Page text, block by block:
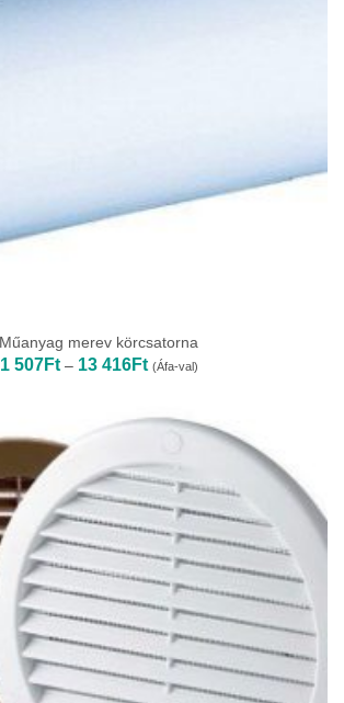
Műanyag merev körcsatorna
1 507Ft – 13 416FtÁrtartomány:
1
13
416Ft
(Áfa-val)